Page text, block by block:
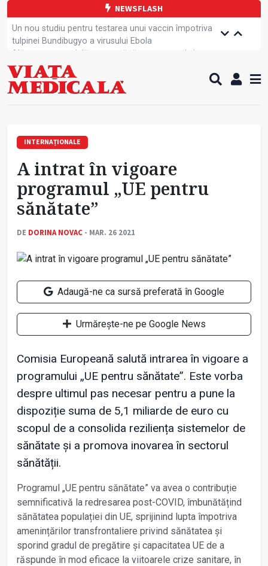
NEWSFLASH
Un nou studiu pentru testarea unui vaccin împotriva
tulpinei Bundibugyo a virusului Ebola
Alăptarea, esențială pentru sănătatea mamei și
copilului
Cartea electronică de identitate, noul card de
sănătate
A fost elaborată metodologia de screening pentru
Tratamentul cancerului pulmonar „nu mai este
Contractul cadru ar putea fi modificat
Greva Sanitas a fost suspendată
Campanie de prevenție dedicată sportivelor
INTERNAȚIONALE
A intrat în vigoare
programul „UE pentru
sănătate”
DE DORINA NOVAC - MAR. 26 2021
Adaugă-ne ca sursă preferată în Google
Urmărește-ne pe Google News
Comisia Europeană salută intrarea în vigoare a
programului „UE pentru sănătate”. Este vorba
despre ultimul pas necesar pentru a pune la
dispoziție suma de 5,1 miliarde de euro cu
scopul de a consolida reziliența sistemelor de
sănătate și a promova inovarea în sectorul
sănătății.
Programul „UE pentru sănătate” va avea o contribuție
semnificativă la redresarea post-COVID, îmbunătățind
sănătatea populației din UE, sprijinind lupta împotriva
amenințărilor transfrontaliere privind sănătatea și
sporind gradul de pregătire și capacitatea UE de a
răspunde în mod eficace la viitoarele crize sanitare, în